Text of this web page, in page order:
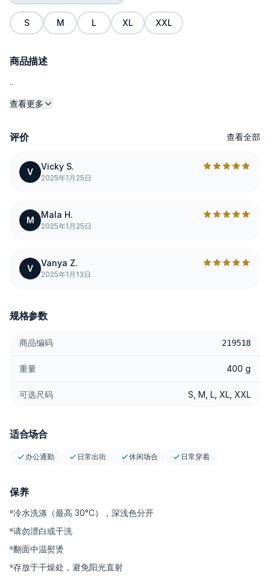
S M L XL XXL
商品描述
..
查看更多
评价 查看全部
V
Vicky S.
2025年1月25日
M
Mala H.
2025年1月25日
V
Vanya Z.
2025年1月13日
规格参数
商品编码 219518
重量 400 g
可选尺码 S, M, L, XL, XXL
适合场合
办公通勤 日常出街 休闲场合 日常穿着
保养
冷水洗涤（最高 30°C），深浅色分开
请勿漂白或干洗
翻面中温熨烫
存放于干燥处，避免阳光直射